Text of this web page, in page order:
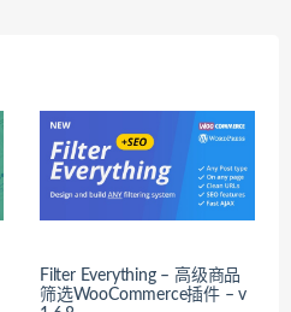
Filter Everything – 高级商品
筛选WooCommerce插件 – v